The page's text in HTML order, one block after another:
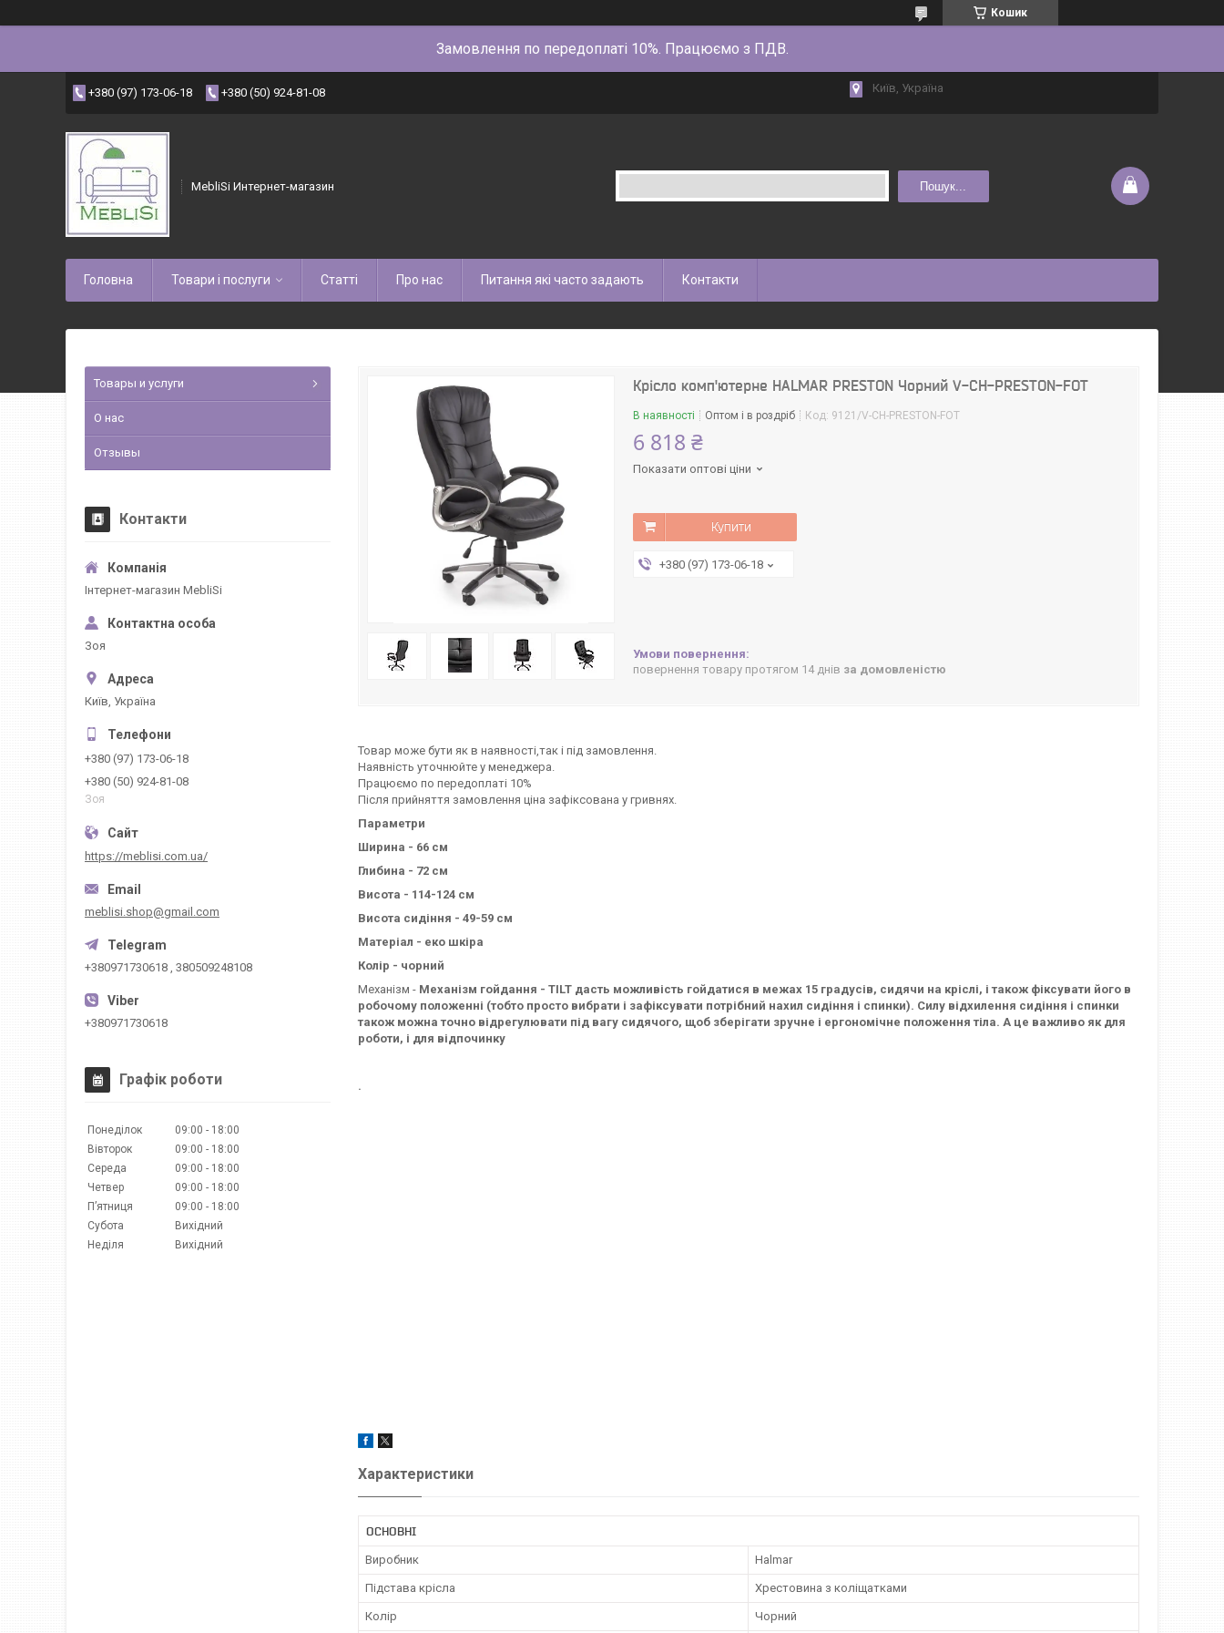
Кошик
Замовлення по передоплаті 10%. Працюємо з ПДВ.
+380 (97) 173-06-18 +380 (50) 924-81-08 Київ, Україна
MebliSi Интернет-магазин Пошук...
Головна Товари і послуги Статті Про нас Питання які часто задають Контакти
Крісло комп'ютерне HALMAR PRESTON Чорний V-CH-PRESTON-FOT
В наявності Оптом і в роздріб Код: 9121/V-CH-PRESTON-FOT
6 818 ₴
Показати оптові ціни
Купити
+380 (97) 173-06-18
повернення товару протягом 14 днів за домовленістю
Товар може бути як в наявності,так і під замовлення.
Наявність уточнюйте у менеджера.
Працюємо по передоплаті 10%
Після прийняття замовлення ціна зафіксована у гривнях.
Параметри
Ширина - 66 см
Глибина - 72 см
Висота - 114-124 см
Висота сидіння - 49-59 см
Матеріал - еко шкіра
Колір - чорний
Механізм - Механізм гойдання - TILT дасть можливість гойдатися в межах 15 градусів, сидячи на кріслі, і також фіксувати його в
робочому положенні (тобто просто вибрати і зафіксувати потрібний нахил сидіння і спинки). Силу відхилення сидіння і спинки
також можна точно відрегулювати під вагу сидячого, щоб зберігати зручне і ергономічне положення тіла. А це важливо як для
роботи, і для відпочинку
.
Характеристики
ОСНОВНІ
Виробник Halmar
Підстава крісла Хрестовина з коліщатками
Колір Чорний
Товары и услуги
О нас
Отзывы
Контакти
Інтернет-магазин MebliSi
Зоя
Київ, Україна
+380 (97) 173-06-18
+380 (50) 924-81-08
Зоя
https://meblisi.com.ua/
meblisi.shop@gmail.com
+380971730618 , 380509248108
+380971730618
Графік роботи
Понеділок 09:00
18:00
Вівторок
09:00
18:00
Середа
09:00
18:00
Четвер
09:00
18:00
Пʼятниця
09:00
18:00
Субота
Вихідний
Неділя
Вихідний